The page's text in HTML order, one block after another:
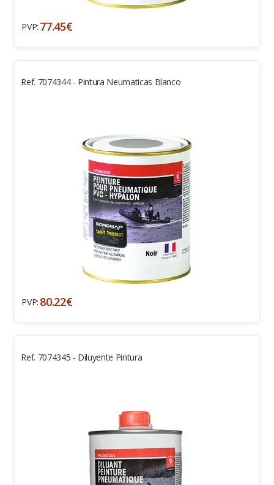
PVP: 77.45€
Ref. 7074344 - Pintura Neumaticas Blanco
PVP: 80.22€
Ref. 7074345 - Diluyente Pintura